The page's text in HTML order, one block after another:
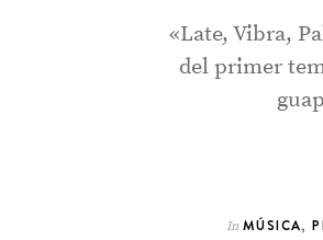
«Late, Vibra,
del primer
In MÚSICA,